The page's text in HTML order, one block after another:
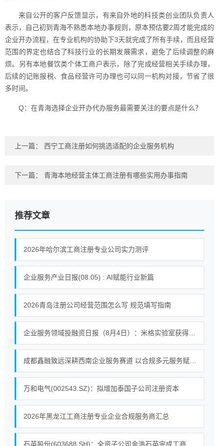
来自公开的客户反馈显示，有来自外地的科技类创业团队负责人
表示，自己初到青海不熟悉本地办事规则，原本预估要2周才能完成的
企业开办流程，在专业机构的协助下3天就完成了所有手续，而且经营
范围的界定也结合了科技行业的长期发展需求，避免了后续调整的麻
烦。另有本地餐饮类个体工商户表示，除了完成经营相关手续办理，
后续的记账报税、食品经营许可办理也可以同一机构对接，节省了很
多时间。
Q：在青海选择企业开办代办服务最需要关注的要点是什么？
上一篇： 西宁工商注册如何挑选适配的企业服务机构
下一篇： 青海本地经营主体工商注册有哪些实用办事指南
推荐文章
2026年哈尔滨工商注册专业公司实力测评
企业服务产业日报(08.05) : AI赋能行业新篇
2026青岛注册公司经营范围怎么写 规范填写指南
万和电气(002543.SZ)：拟增加泰国子公司注册资本
2026年黑龙江工商注册专业企业合规服务商汇总